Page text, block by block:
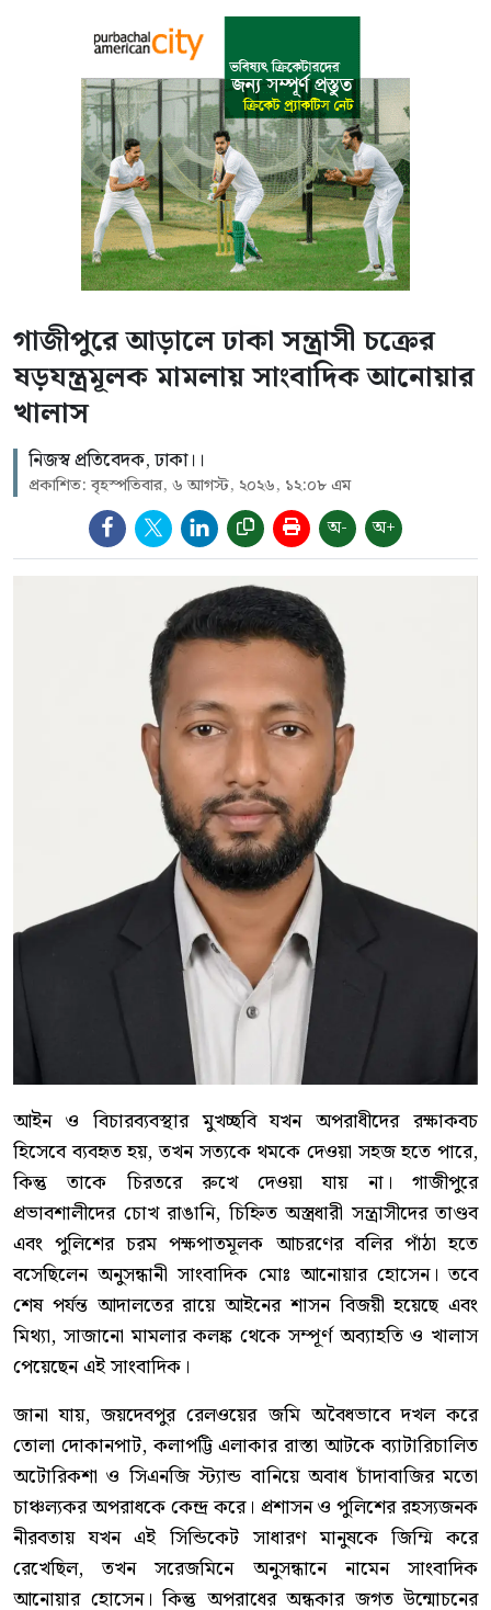
গাজীপুরে আড়ালে ঢাকা সন্ত্রাসী চক্রের
ষড়যন্ত্রমূলক মামলায় সাংবাদিক আনোয়ার
খালাস
নিজস্ব প্রতিবেদক, ঢাকা।।
প্রকাশিত: বৃহস্পতিবার, ৬ আগস্ট, ২০২৬, ১২:০৮ এম
অ- অ+
আইন ও বিচারব্যবস্থার মুখচ্ছবি যখন অপরাধীদের রক্ষাকবচ
হিসেবে ব্যবহৃত হয়, তখন সত্যকে থমকে দেওয়া সহজ হতে পারে,
কিন্তু তাকে চিরতরে রুখে দেওয়া যায় না। গাজীপুরে
প্রভাবশালীদের চোখ রাঙানি, চিহ্নিত অস্ত্রধারী সন্ত্রাসীদের তাণ্ডব
এবং পুলিশের চরম পক্ষপাতমূলক আচরণের বলির পাঁঠা হতে
বসেছিলেন অনুসন্ধানী সাংবাদিক মোঃ আনোয়ার হোসেন। তবে
শেষ পর্যন্ত আদালতের রায়ে আইনের শাসন বিজয়ী হয়েছে এবং
মিথ্যা, সাজানো মামলার কলঙ্ক থেকে সম্পূর্ণ অব্যাহতি ও খালাস
পেয়েছেন এই সাংবাদিক।
জানা যায়, জয়দেবপুর রেলওয়ের জমি অবৈধভাবে দখল করে
তোলা দোকানপাট, কলাপট্টি এলাকার রাস্তা আটকে ব্যাটারিচালিত
অটোরিকশা ও সিএনজি স্ট্যান্ড বানিয়ে অবাধ চাঁদাবাজির মতো
চাঞ্চল্যকর অপরাধকে কেন্দ্র করে। প্রশাসন ও পুলিশের রহস্যজনক
নীরবতায় যখন এই সিন্ডিকেট সাধারণ মানুষকে জিম্মি করে
রেখেছিল, তখন সরেজমিনে অনুসন্ধানে নামেন সাংবাদিক
আনোয়ার হোসেন। কিন্তু অপরাধের অন্ধকার জগত উন্মোচনের